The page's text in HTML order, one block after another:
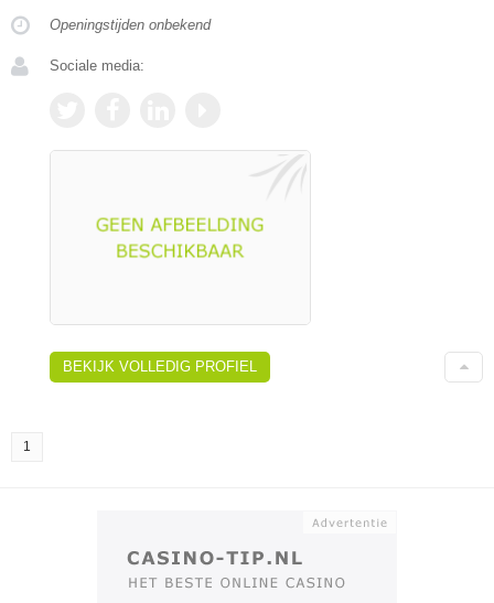
Openingstijden onbekend
Sociale media:
BEKIJK VOLLEDIG PROFIEL
1